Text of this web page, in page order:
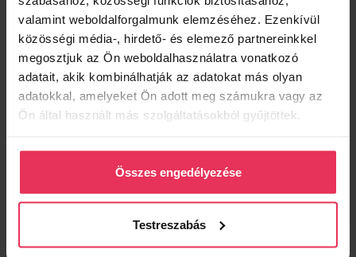
valamint weboldalforgalmunk elemzéséhez. Ezenkívül
közösségi média-, hirdető- és elemező partnereinkkel
megosztjuk az Ön weboldalhasználatra vonatkozó
adatait, akik kombinálhatják az adatokat más olyan
adatokkal, amelyeket Ön adott meg számukra vagy az
Ön által használt más szolgáltatásokból gyűjtöttek.
Összes engedélyezése
Testreszabás
Kérjük, részletezze a rendezvénnyel kapcsolatos
további kívánságait, igényeit (pl. terem berendezése,
dekoráció, technikai eszközök stb.):
Internet - Google kereső
Ismerős ajánlotta
Facebook